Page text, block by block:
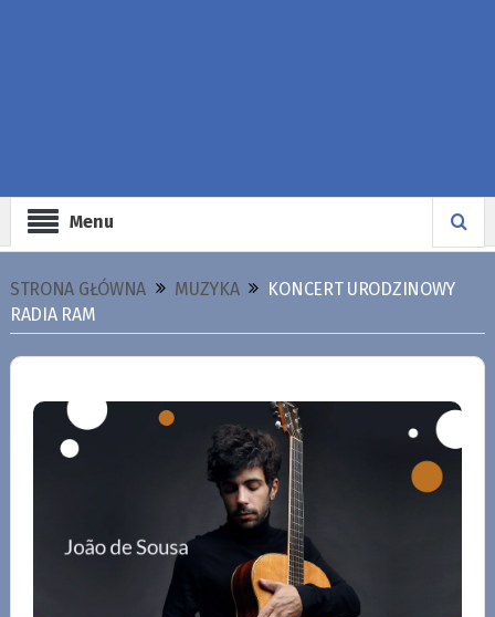
Menu
STRONA GŁÓWNA MUZYKA
KONCERT URODZINOWY
RADIA RAM